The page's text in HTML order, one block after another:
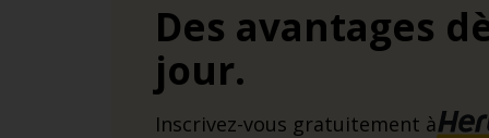
Des avantages
jour.
Inscrivez-vous gratuitement à